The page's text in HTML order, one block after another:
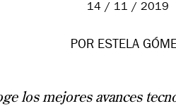
14 / 11 / 2019
POR ESTELA
los mejores avances